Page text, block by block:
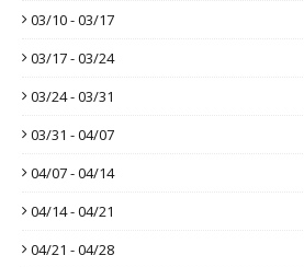
03/10 - 03/17
03/17 - 03/24
03/24 - 03/31
03/31 - 04/07
04/07 - 04/14
04/14 - 04/21
04/21 - 04/28